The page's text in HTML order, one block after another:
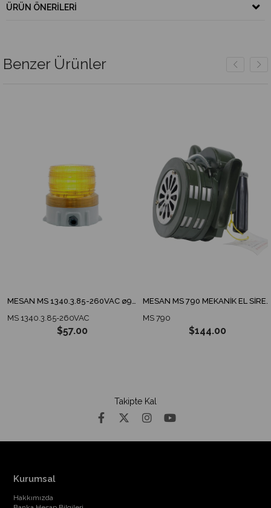
ÜRÜN ÖNERILERI
Benzer Ürünler
MESAN MS 1340.3.85-260VAC ø90 ENDÜSTRİYEL İKAZ LAMBA TABAN MONTAJ
MS 1340.3.85-260VAC
$57.00
MESAN MS 790 MEKANİK EL SİRENİ
MS 790
$144.00
Takipte Kal
Kurumsal
Hakkımızda